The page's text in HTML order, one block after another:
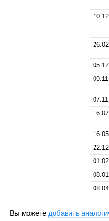
Вы можете добавить